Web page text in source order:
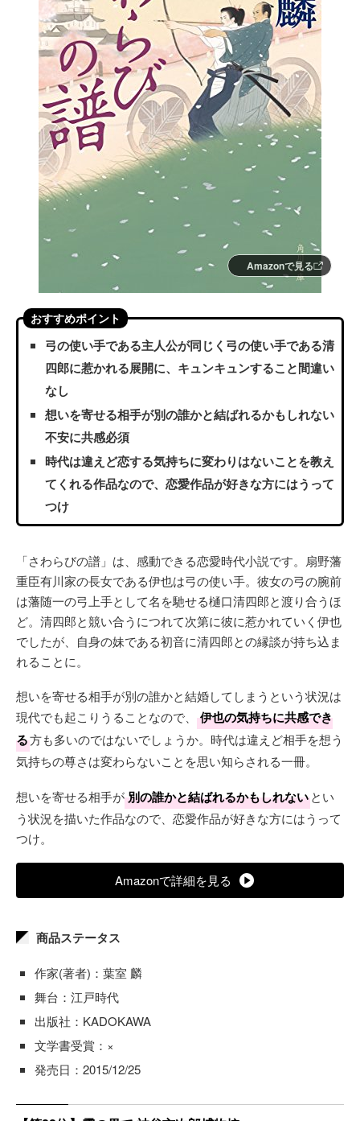
Amazonで見る
おすすめポイント
弓の使い手である主人公が同じく弓の使い手である清
四郎に惹かれる展開に、キュンキュンすること間違い
なし
想いを寄せる相手が別の誰かと結ばれるかもしれない
不安に共感必須
時代は違えど恋する気持ちに変わりはないことを教え
てくれる作品なので、恋愛作品が好きな方にはうって
つけ
「さわらびの譜」は、感動できる恋愛時代小説です。扇野藩
重臣有川家の長女である伊也は弓の使い手。彼女の弓の腕前
は藩随一の弓上手として名を馳せる樋口清四郎と渡り合うほ
ど。清四郎と競い合うにつれて次第に彼に惹かれていく伊也
でしたが、自身の妹である初音に清四郎との縁談が持ち込ま
れることに。
想いを寄せる相手が別の誰かと結婚してしまうという状況は
現代でも起こりうることなので、
伊也の気持ちに共感でき
る方も多いのではないでしょうか。時代は違えど相手を想う
気持ちの尊さは変わらないことを思い知らされる一冊。
想いを寄せる相手が別の誰かと結ばれるかもしれないとい
う状況を描いた作品なので、恋愛作品が好きな方にはうって
つけ。
Amazonで詳細を見る
商品ステータス
作家(著者)：葉室 麟
舞台：江戸時代
出版社：KADOKAWA
文学書受賞：×
発売日：2015/12/25